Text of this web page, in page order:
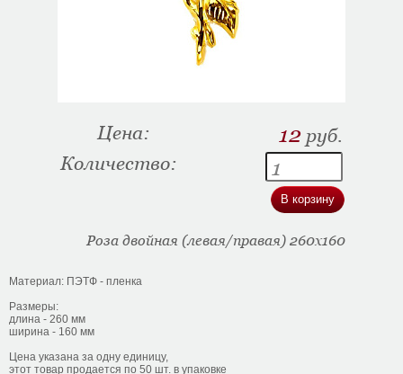
Цена: 12 руб.
Количество:
Роза двойная (левая/правая) 260х160
Материал: ПЭТФ - пленка
Размеры:
длина - 260 мм
ширина - 160 мм
Цена указана за одну единицу,
этот товар продается по 50 шт. в упаковке